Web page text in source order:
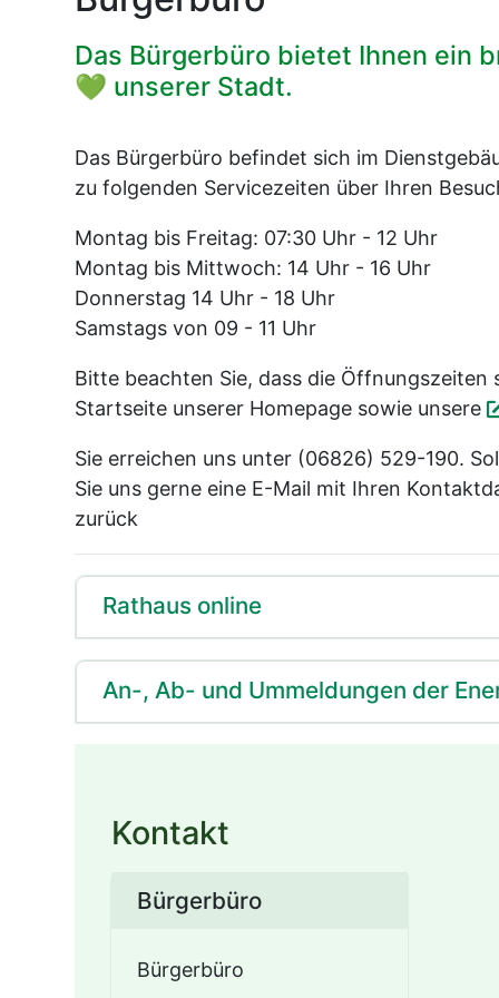
Das Bürgerbüro bietet Ihnen ein
💚 unserer Stadt.
Das Bürgerbüro befindet sich im
zu folgenden Servicezeiten über Ihren
Montag bis Freitag: 07:30 Uhr - 12 Uhr
Montag bis Mittwoch: 14 Uhr - 16 Uhr
Donnerstag 14 Uhr - 18 Uhr
Samstags von 09 - 11 Uhr
Bitte beachten Sie, dass die
Startseite unserer Homepage sowie unsere
Sie erreichen uns unter (06826) 529-190.
Sie uns gerne eine E-Mail mit Ihren
zurück
Rathaus online
An-, Ab- und Ummeldungen der
Kontakt
Bürgerbüro
Bürgerbüro